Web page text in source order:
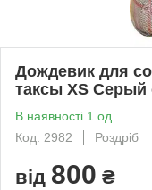
Дождевик для
таксы XS
В наявності 1 од.
Код: 2982
Роздріб
від 800 ₴